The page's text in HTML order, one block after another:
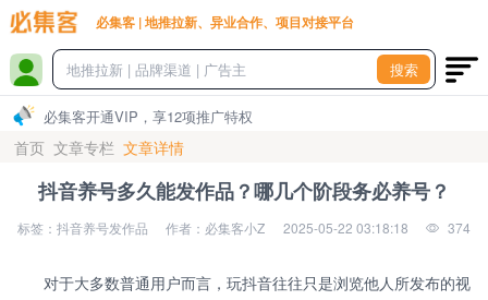
必集客 | 地推拉新、异业合作、项目对接平台
搜索
必集客开通VIP，享12项推广特权
首页 文章专栏 文章详情
抖音养号多久能发作品？哪几个阶段务必养号？
标签：抖音养号发作品 作者：必集客小Z 2025-05-22 03:18:18 374
对于大多数普通用户而言，玩抖音往往只是浏览他人所发布的视